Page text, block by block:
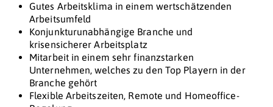
Gutes Arbeitsklima in einem wertschätzenden
Arbeitsumfeld
Konjunkturunabhängige Branche und
krisensicherer Arbeitsplatz
Mitarbeit in einem sehr finanzstarken
Unternehmen, welches zu den Top Playern in der
Branche gehört
Flexible Arbeitszeiten, Remote und Homeoffice-